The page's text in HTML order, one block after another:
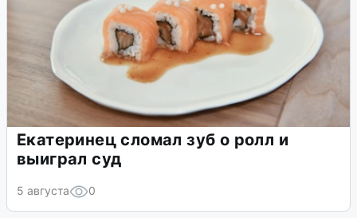
Екатеринец сломал зуб о ролл и
выиграл суд
5 августа 0